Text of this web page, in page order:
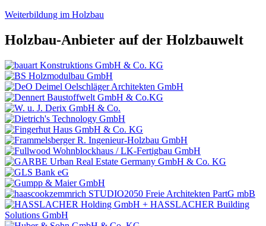
Weiterbildung im Holzbau
Holzbau-Anbieter auf der Holzbauwelt